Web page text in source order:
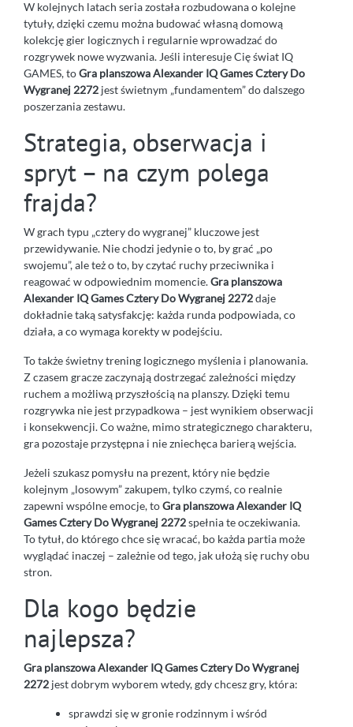
W kolejnych latach seria została rozbudowana o kolejne
tytuły, dzięki czemu można budować własną domową
kolekcję gier logicznych i regularnie wprowadzać do
rozgrywek nowe wyzwania. Jeśli interesuje Cię świat IQ
GAMES, toGra planszowa Alexander IQ Games Cztery Do
Wygranej 2272 jest świetnym „fundamentem” do dalszego
poszerzania zestawu.
Strategia, obserwacja i
spryt – na czym polega
frajda?
W grach typu „cztery do wygranej” kluczowe jest
przewidywanie. Nie chodzi jedynie o to, by grać „po
swojemu”, ale też o to, by czytać ruchy przeciwnika i
reagować w odpowiednim momencie.Gra planszowa
Alexander IQ Games Cztery Do Wygranej 2272daje
dokładnie taką satysfakcję: każda runda podpowiada, co
działa, a co wymaga korekty w podejściu.
To także świetny trening logicznego myślenia i planowania.
Z czasem gracze zaczynają dostrzegać zależności między
ruchem a możliwą przyszłością na planszy. Dzięki temu
rozgrywka nie jest przypadkowa – jest wynikiem obserwacji
i konsekwencji. Co ważne, mimo strategicznego charakteru,
gra pozostaje przystępna i nie zniechęca barierą wejścia.
Jeżeli szukasz pomysłu na prezent, który nie będzie
kolejnym „losowym” zakupem, tylko czymś, co realnie
zapewni wspólne emocje, toGra planszowa Alexander IQ
Games Cztery Do Wygranej 2272spełnia te oczekiwania.
To tytuł, do którego chce się wracać, bo każda partia może
wyglądać inaczej – zależnie od tego, jak ułożą się ruchy obu
stron.
Dla kogo będzie
najlepsza?
Gra planszowa Alexander IQ Games Cztery Do Wygranej
2272 jest dobrym wyborem wtedy, gdy chcesz gry, która:
sprawdzi się w gronie rodzinnym i wśród